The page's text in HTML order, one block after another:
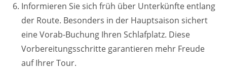
Informieren Sie sich früh über Unterkünfte entlang
der Route. Besonders in der Hauptsaison sichert
eine Vorab-Buchung Ihren Schlafplatz. Diese
Vorbereitungsschritte garantieren mehr Freude
auf Ihrer Tour.